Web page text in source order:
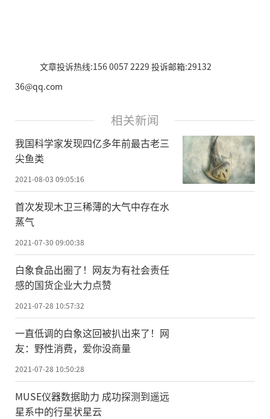
文章投诉热线:156 0057 2229 投诉邮箱:29132
36@qq.com
相关新闻
我国科学家发现四亿多年前最古老三
尖鱼类
2021-08-03 09:05:16
首次发现木卫三稀薄的大气中存在水
蒸气
2021-07-30 09:00:38
白象食品出圈了！网友为有社会责任
感的国货企业大力点赞
2021-07-28 10:57:32
一直低调的白象这回被扒出来了！网
友：野性消费，爱你没商量
2021-07-28 10:50:28
MUSE仪器数据助力 成功探测到遥远
星系中的行星状星云